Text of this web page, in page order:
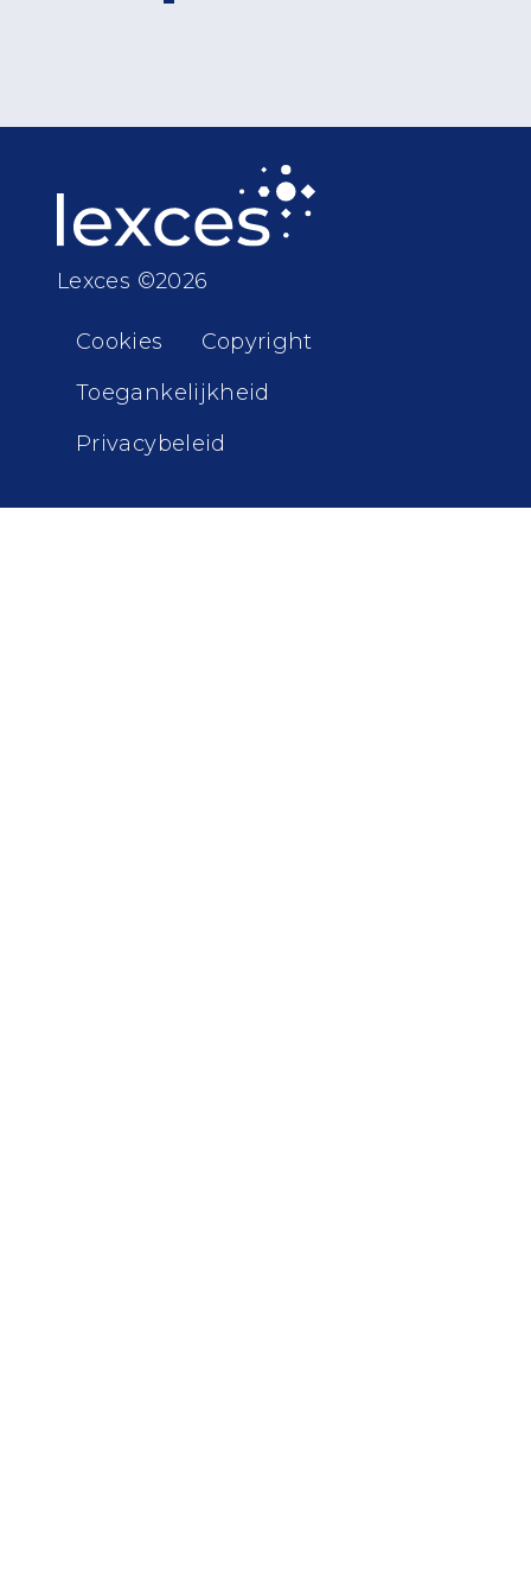
Lexces ©2026
Voet
Cookies
Copyright
Toegankelijkheid
Privacybeleid